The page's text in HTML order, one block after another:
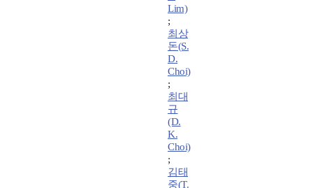
Lim)
;
최상
돈(S.
D.
Choi)
;
최대
규
(D.
K.
Choi)
;
김태
중(T.